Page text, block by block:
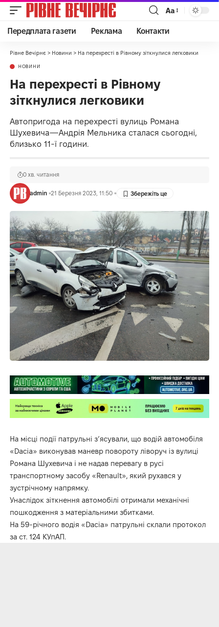
Аа
Передплата газети Реклама Контакти
Рівне Вечірнє > Новини > На перехресті в Рівному зіткнулися легковики
НОВИНИ
На перехресті в Рівному
зіткнулися легковики
Автопригода на перехресті вулиць Романа
Шухевича—Андрія Мельника сталася сьогодні,
близько 11-ї години.
admin 21 Березня 2023, 11:50
0 хв. читання
На місці події патрульні з’ясували, що водій автомобіля
«Dacia» виконував маневр повороту ліворуч із вулиці
Романа Шухевича і не надав перевагу в русі
транспортному засобу «Renault», який рухався у
зустрічному напрямку.
Унаслідок зіткнення автомобілі отримали механічні
пошкодження з матеріальними збитками.
На 59-річного водія «Dacia» патрульні склали протокол
за ст. 124 КУпАП.